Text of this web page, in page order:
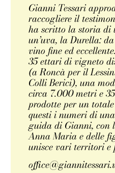
Gianni Tessari
raccogliere il
ha scritto la storia di
un’uva, la Durella:
vino fine ed eccellente.
35 ettari di vigneto
(a Roncà per il
Colli Berici), una
circa 7.000 metri e
prodotte per un
questi i numeri di
guida di Gianni, con
Anna Maria e delle
unisce vari territori e